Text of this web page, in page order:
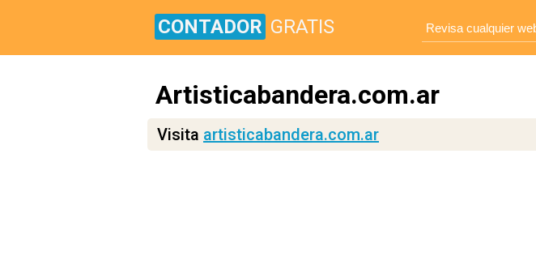
CONTADOR GRATIS
Artisticabandera.com.ar
Visita artisticabandera.com.ar